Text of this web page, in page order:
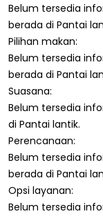
Belum tersedia
berada di Pantai
Pilihan makan:
Belum tersedia
berada di Pantai
Suasana:
Belum tersedia
di Pantai lantik.
Perencanaan:
Belum tersedia
berada di Pantai
Opsi layanan:
Belum tersedia